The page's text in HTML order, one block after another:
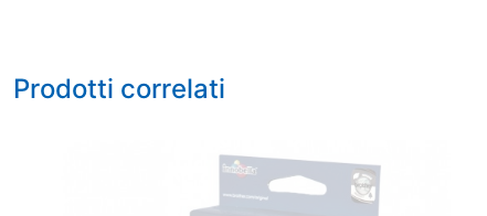
Prodotti correlati